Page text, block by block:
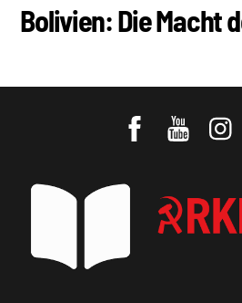
Bolivien: Die Macht